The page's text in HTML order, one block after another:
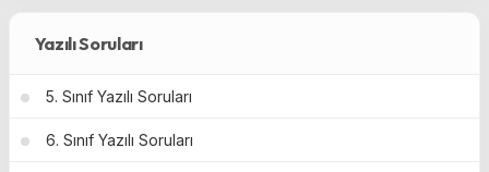
Yazılı Soruları
5. Sınıf Yazılı Soruları
6. Sınıf Yazılı Soruları